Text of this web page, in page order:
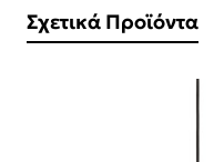
Σχετικά Προϊόντα